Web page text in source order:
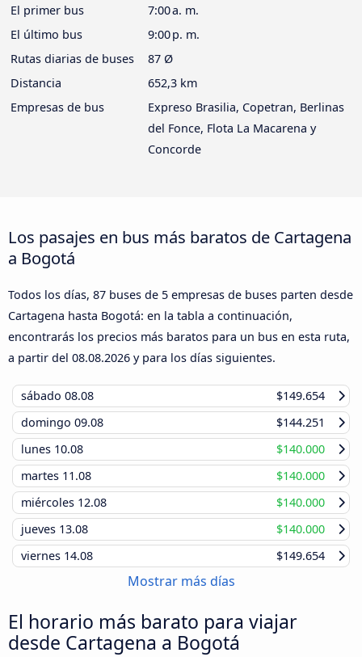
El primer bus
7:00 a. m.
El último bus
9:00 p. m.
Rutas diarias de buses
87 Ø
Distancia
652,3 km
Empresas de bus
Expreso Brasilia, Copetran, Berlinas
del Fonce, Flota La Macarena y
Concorde
Los pasajes en bus más baratos de Cartagena
a Bogotá
Todos los días, 87 buses de 5 empresas de buses parten desde
Cartagena hasta Bogotá: en la tabla a continuación,
encontrarás los precios más baratos para un bus en esta ruta,
a partir del 08.08.2026 y para los días siguientes.
sábado 08.08
$149.654
domingo 09.08
$144.251
lunes 10.08
$140.000
martes 11.08
$140.000
miércoles 12.08
$140.000
jueves 13.08
$140.000
viernes 14.08 $149.654
Mostrar más días
El horario más barato para viajar
desde Cartagena a Bogotá